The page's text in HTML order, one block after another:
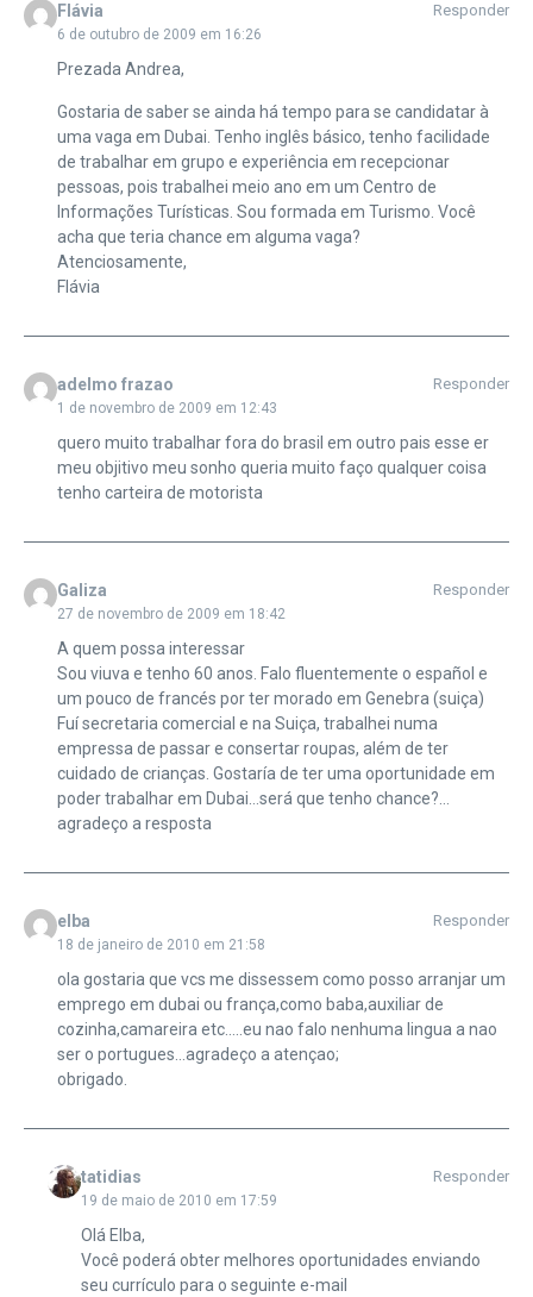
Flávia
6 de outubro de 2009 em 16:26
Responder
Prezada Andrea,
Gostaria de saber se ainda há tempo para se candidatar à
uma vaga em Dubai. Tenho inglês básico, tenho facilidade
de trabalhar em grupo e experiência em recepcionar
pessoas, pois trabalhei meio ano em um Centro de
Informações Turísticas. Sou formada em Turismo. Você
acha que teria chance em alguma vaga?
Atenciosamente,
Flávia
adelmo frazao
1 de novembro de 2009 em 12:43
Responder
quero muito trabalhar fora do brasil em outro pais esse er
meu objitivo meu sonho queria muito faço qualquer coisa
tenho carteira de motorista
Galiza
27 de novembro de 2009 em 18:42
Responder
A quem possa interessar
Sou viuva e tenho 60 anos. Falo fluentemente o español e
um pouco de francés por ter morado em Genebra (suiça)
Fuí secretaria comercial e na Suiça, trabalhei numa
empressa de passar e consertar roupas, além de ter
cuidado de crianças. Gostaría de ter uma oportunidade em
poder trabalhar em Dubai…será que tenho chance?…
agradeço a resposta
elba
18 de janeiro de 2010 em 21:58
Responder
ola gostaria que vcs me dissessem como posso arranjar um
emprego em dubai ou frança,como baba,auxiliar de
cozinha,camareira etc…..eu nao falo nenhuma lingua a nao
ser o portugues…agradeço a atençao;
obrigado.
tatidias
19 de maio de 2010 em 17:59
Responder
Olá Elba,
Você poderá obter melhores oportunidades enviando
seu currículo para o seguinte e-mail